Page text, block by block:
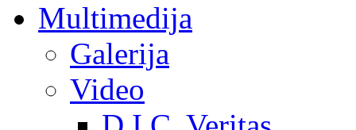
Multimedija
Galerija
Video